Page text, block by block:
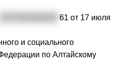
61 от 17 июля
и социального
по Алтайскому